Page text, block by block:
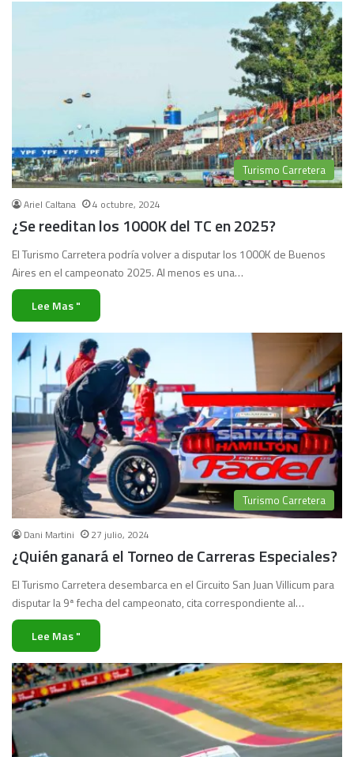
Turismo Carretera
Ariel Caltana 4 octubre, 2024
¿Se reeditan los 1000K del TC en 2025?
El Turismo Carretera podría volver a disputar los 1000K de Buenos
Aires en el campeonato 2025. Al menos es una…
Lee Mas "
Turismo Carretera
Dani Martini 27 julio, 2024
¿Quién ganará el Torneo de Carreras Especiales?
El Turismo Carretera desembarca en el Circuito San Juan Villicum para
disputar la 9ª fecha del campeonato, cita correspondiente al…
Lee Mas "